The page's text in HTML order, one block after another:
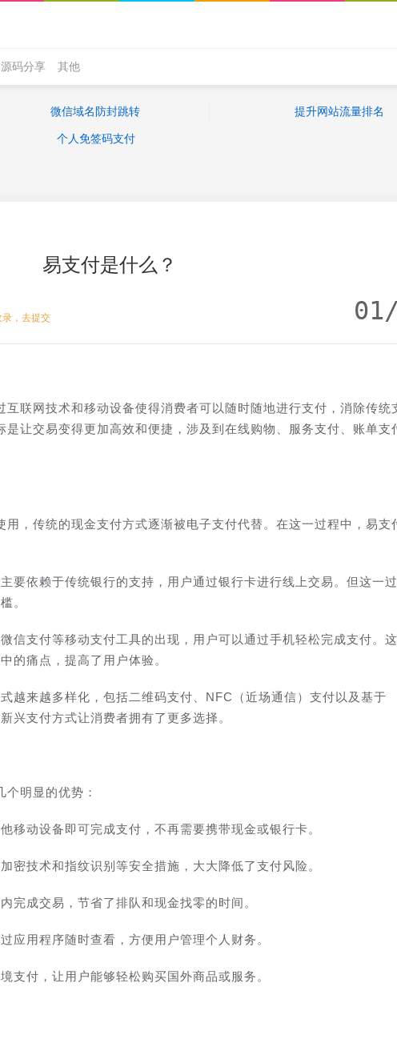
源码分享 其他
微信域名防封跳转 提升网站流量排名
个人免签码支付
易支付是什么？
录，去提交
联网技术和移动设备使得消费者可以随时随地进行支付，消除传统
让交易变得更加高效和便捷，涉及到在线购物、服务支付、账单支
用，传统的现金支付方式逐渐被电子支付代替。在这一过程中，易支
要依赖于传统银行的支持，用户通过银行卡进行线上交易。但这一过
。
微信支付等移动支付工具的出现，用户可以通过手机轻松完成支付。这
的痛点，提高了用户体验。
越来越多样化，包括二维码支付、NFC（近场通信）支付以及基于
兴支付方式让消费者拥有了更多选择。
明显的优势：
移动设备即可完成支付，不再需要携带现金或银行卡。
密技术和指纹识别等安全措施，大大降低了支付风险。
完成交易，节省了排队和现金找零的时间。
应用程序随时查看，方便用户管理个人财务。
支付，让用户能够轻松购买国外商品或服务。